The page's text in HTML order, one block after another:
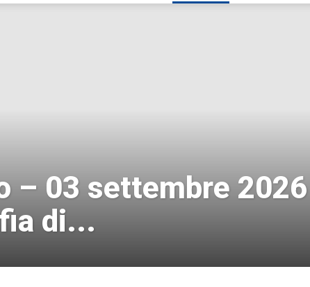
– 03 settembre 2026
di...